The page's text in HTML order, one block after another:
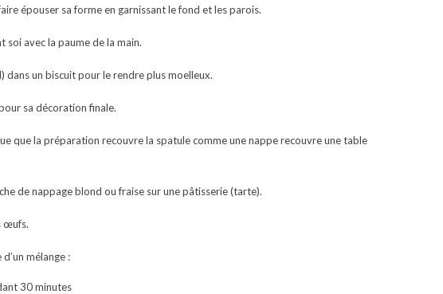
épouser sa forme en garnissant le fond et les parois.
soi avec la paume de la main.
un biscuit pour le rendre plus moelleux.
sa décoration finale.
que la préparation recouvre la spatule comme une nappe recouvre une table
de nappage blond ou fraise sur une pâtisserie (tarte).
œufs.
mélange :
30 minutes